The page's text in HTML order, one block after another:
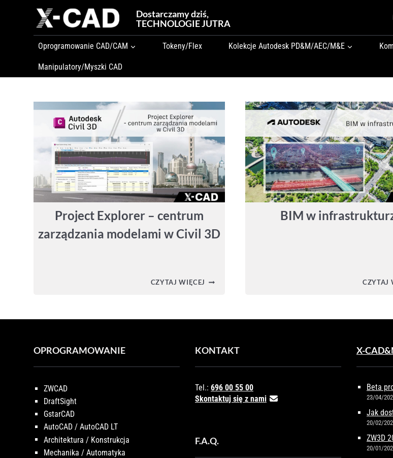
Dostarczamy dziś,
TECHNOLOGIE JUTRA
Oprogramowanie CAD/CAM Tokeny/Flex Kolekcje Autodesk PD&M/AEC/M&E
Manipulatory/Myszki CAD
Project Explorer – centrum
zarządzania modelami w Civil 3D
CZYTAJ WIĘCEJ PROJECT
3D
BIM w
CZYTAJ
OPROGRAMOWANIE
ZWCAD
DraftSight
GstarCAD
AutoCAD / AutoCAD LT
Architektura / Konstrukcja
Mechanika / Automatyka
KONTAKT
Tel.: 696 00 55 00
Skontaktuj się z nami
F.A.Q.
X-
Beta
23/04/
Jak
20/02/
ZW3D
20/01/